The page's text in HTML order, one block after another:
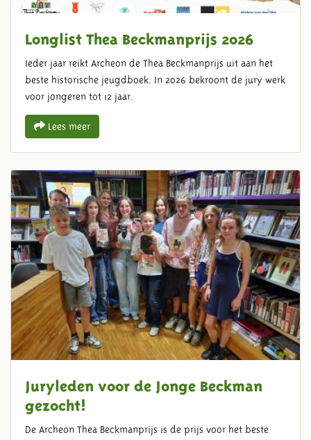
Longlist Thea Beckmanprijs 2026
Ieder jaar reikt Archeon de Thea Beckmanprijs uit aan het
beste historische jeugdboek. In 2026 bekroont de jury werk
voor jongeren tot 12 jaar.
Lees meer
Juryleden voor de Jonge Beckman
gezocht!
De Archeon Thea Beckmanprijs is de prijs voor het beste